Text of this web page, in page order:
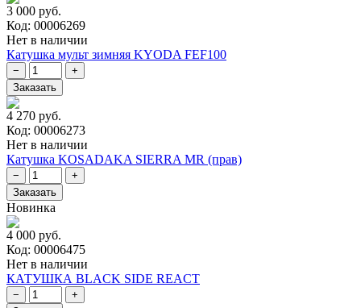
3 000 руб.
Код: 00006269
Нет в наличии
Катушка мульт зимняя KYODA FEF100
4 270 руб.
Код: 00006273
Нет в наличии
Катушка KOSADAKA SIERRA MR (прав)
Новинка
4 000 руб.
Код: 00006475
Нет в наличии
КАТУШКА BLACK SIDE REACT